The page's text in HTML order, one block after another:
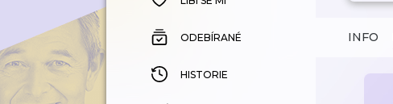
ODEBÍRANÉ
HISTORIE
INFO